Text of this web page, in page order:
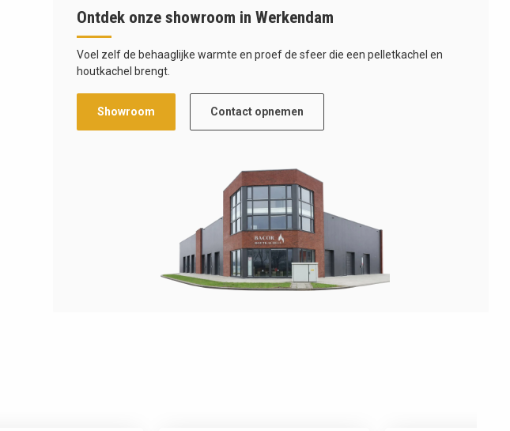
Ontdek onze showroom in Werkendam
Voel zelf de behaaglijke warmte en proef de sfeer die een pelletkachel en
houtkachel brengt.
Showroom Contact opnemen